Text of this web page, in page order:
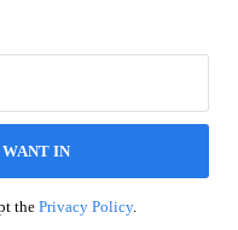
IN
the Privacy Policy.